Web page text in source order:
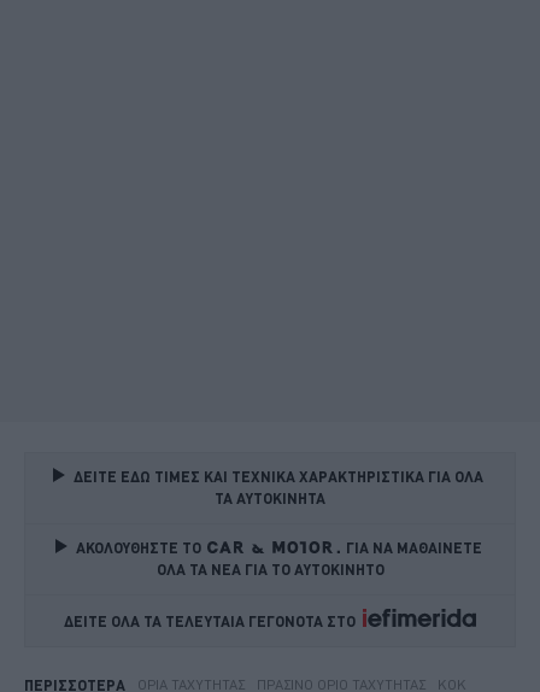
ΔΕΙΤΕ ΕΔΩ ΤΙΜΕΣ ΚΑΙ ΤΕΧΝΙΚΑ ΧΑΡΑΚΤΗΡΙΣΤΙΚΑ ΓΙΑ ΟΛΑ
ΤΑ ΑΥΤΟΚΙΝΗΤΑ
ΑΚΟΛΟΥΘΗΣΤΕ ΤΟ
ΓΙΑ ΝΑ ΜΑΘΑΙΝΕΤΕ
ΟΛΑ ΤΑ ΝΕΑ ΓΙΑ ΤΟ ΑΥΤΟΚΙΝΗΤΟ
ΔΕΙΤΕ ΟΛΑ ΤΑ ΤΕΛΕΥΤΑΙΑ ΓΕΓΟΝΟΤΑ ΣΤΟ
ΠΕΡΙΣΣΟΤΕΡΑ ΌΡΙΑ ΤΑΧΎΤΗΤΑΣ ΠΡΆΣΙΝΟ ΌΡΙΟ ΤΑΧΎΤΗΤΑΣ
ΚΟΚ